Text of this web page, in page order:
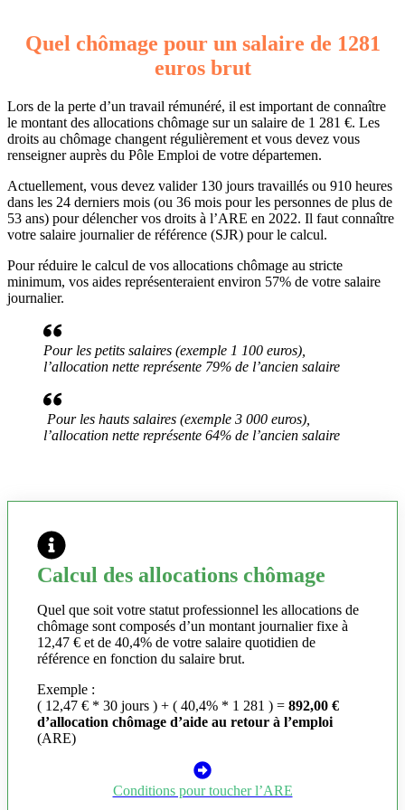
Quel chômage pour un salaire de 1281
euros brut
Lors de la perte d’un travail rémunéré, il est important de connaître
le montant des allocations chômage sur un salaire de 1 281 €. Les
droits au chômage changent régulièrement et vous devez vous
renseigner auprès du Pôle Emploi de votre départemen.
Actuellement, vous devez valider 130 jours travaillés ou 910 heures
dans les 24 derniers mois (ou 36 mois pour les personnes de plus de
53 ans) pour délencher vos droits à l’ARE en 2022. Il faut connaître
votre salaire journalier de référence (SJR) pour le calcul.
Pour réduire le calcul de vos allocations chômage au stricte
minimum, vos aides représenteraient environ 57% de votre salaire
journalier.
Pour les petits salaires (exemple 1 100 euros),
l’allocation nette représente 79% de l’ancien salaire
Pour les hauts salaires (exemple 3 000 euros),
l’allocation nette représente 64% de l’ancien salaire
Calcul des allocations chômage
Quel que soit votre statut professionnel les allocations de
chômage sont composés d’un montant journalier fixe à
12,47 € et de 40,4% de votre salaire quotidien de
référence en fonction du salaire brut.
Exemple :
( 12,47 € * 30 jours ) + ( 40,4% * 1 281 ) = 892,00 €
d’allocation chômage d’aide au retour à l’emploi
(ARE)
Conditions pour toucher l’ARE